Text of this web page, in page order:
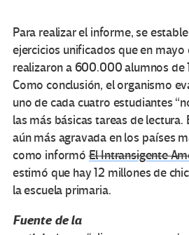
Para realizar el informe, se
ejercicios unificados que en mayo
realizaron a 600.000 alumnos de
Como conclusión, el organismo
uno de cada cuatro estudiantes
las más básicas tareas de lectura.
aún más agravada en los países
como informóEl Intransigente
estimó que hay 12 millones de
la escuela primaria.
Fuente de la